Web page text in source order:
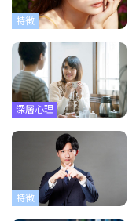
特徴
深層心理
特徴